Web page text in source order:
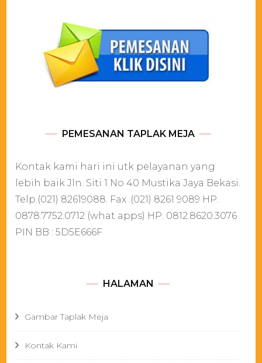
PEMESANAN TAPLAK MEJA
Kontak kami hari ini utk pelayanan yang
lebih baik Jln. Siti 1 No 40 Mustika Jaya Bekasi.
Telp.(021) 82619088. Fax .(021) 8261 9089 HP.
0878.7752.0712 (what apps) HP. 0812.8620.3076
PIN BB : 5D5E666F
HALAMAN
Gambar Taplak Meja
Kontak Kami